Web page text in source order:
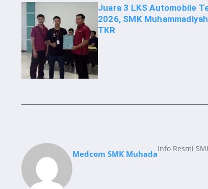
Juara 3 LKS Automobile
2026, SMK
TKR
Medcom SMK Muhada
Info Resmi